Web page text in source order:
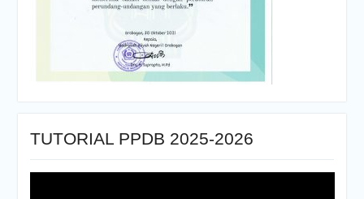
TUTORIAL PPDB 2025-2026